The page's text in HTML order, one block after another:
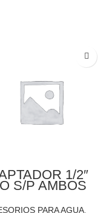
1/2″
S/P AMBOS
PARA AGUA